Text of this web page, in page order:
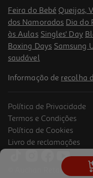
Feira do Bebé Queijos,
dos Namorados Dia do
às Aulas Singles' Day
Boxing Days Samsung
saudável
Informação de recolha
Política de Privacidade
Termos e Condições
Política de Cookies
Livro de reclamações
© Auchan Retail